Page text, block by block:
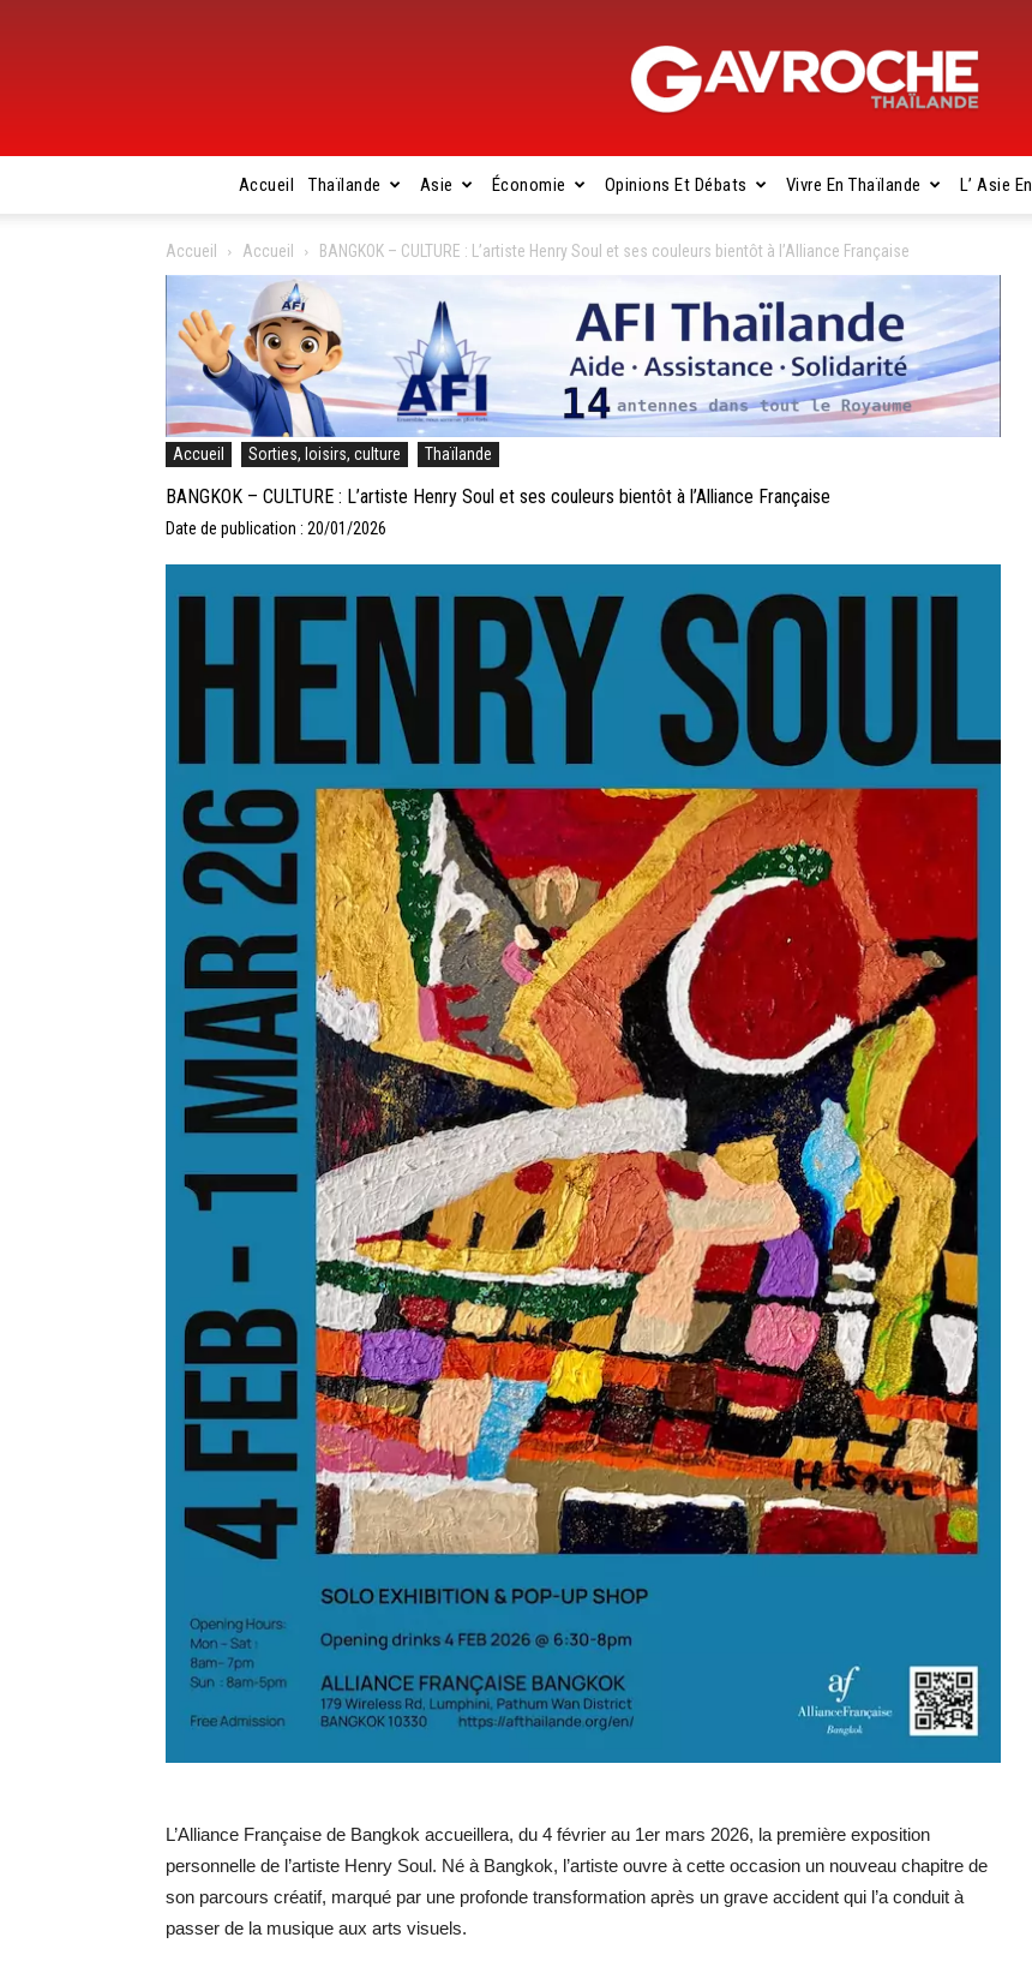
Gavroche
Thaïlande
Accueil Thaïlande Asie Économie Opinions Et Débats Vivre En Thaïlande L’ Asie
Accueil Accueil BANGKOK – CULTURE : L’artiste Henry Soul et ses couleurs bientôt à l’Alliance Française
Accueil Sorties, loisirs, culture Thaïlande
BANGKOK – CULTURE : L’artiste Henry Soul et ses couleurs bientôt à l’Alliance Française
Date de publication : 20/01/2026
L’Alliance Française de Bangkok accueillera, du 4 février au 1er mars 2026, la première exposition
personnelle de l’artiste Henry Soul. Né à Bangkok, l’artiste ouvre à cette occasion un nouveau chapitre de
son parcours créatif, marqué par une profonde transformation après un grave accident qui l’a conduit à
passer de la musique aux arts visuels.